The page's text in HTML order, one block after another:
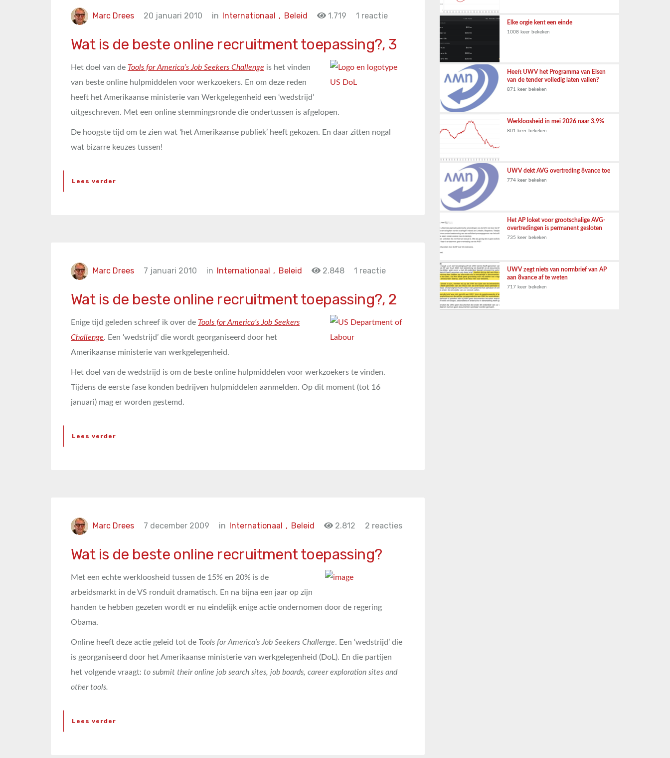
Marc Drees 20 januari 2010 in Beleid
Internationaal , 1.719 1 reactie
Wat is de beste online recruitment toepassing?, 3
Het doel van de Tools for America’s Job Seekers Challenge is het vinden
van beste online hulpmiddelen voor werkzoekers. En om deze reden
heeft het Amerikaanse ministerie van Werkgelegenheid een ‘wedstrijd’
uitgeschreven. Met een online stemmingsronde die ondertussen is afgelopen.
De hoogste tijd om te zien wat ‘het Amerikaanse publiek’ heeft gekozen. En daar zitten nogal
wat bizarre keuzes tussen!
Lees verder
Marc Drees 7 januari 2010 in Beleid
Internationaal , 2.848 1 reactie
Wat is de beste online recruitment toepassing?, 2
Enige tijd geleden schreef ik over de Tools for America’s Job Seekers
Challenge. Een ‘wedstrijd’ die wordt georganiseerd door het
Amerikaanse ministerie van werkgelegenheid.
Het doel van de wedstrijd is om de beste online hulpmiddelen voor werkzoekers te vinden.
Tijdens de eerste fase konden bedrijven hulpmiddelen aanmelden. Op dit moment (tot 16
januari) mag er worden gestemd.
Lees verder
Marc Drees 7 december 2009 in Beleid
Internationaal , 2.812 2 reacties
Wat is de beste online recruitment toepassing?
Met een echte werkloosheid tussen de 15% en 20% is de
arbeidsmarkt in de VS ronduit dramatisch. En na bijna een jaar op zijn
handen te hebben gezeten wordt er nu eindelijk enige actie ondernomen door de regering
Obama.
Online heeft deze actie geleid tot de Tools for America’s Job Seekers Challenge. Een ‘wedstrijd’ die
is georganiseerd door het Amerikaanse ministerie van werkgelegenheid (DoL). En die partijen
het volgende vraagt: to submit their online job search sites, job boards, career exploration sites and
other tools.
Lees verder
Elke orgie kent een einde
1008 keer bekeken
Heeft UWV het Programma van Eisen
van de tender volledig laten vallen?
871 keer bekeken
Werkloosheid in mei 2026 naar 3,9%
801 keer bekeken
UWV dekt AVG overtreding 8vance toe
774 keer bekeken
Het AP loket voor grootschalige AVG-
overtredingen is permanent gesloten
735 keer bekeken
UWV zegt niets van normbrief van AP
aan 8vance af te weten
717 keer bekeken